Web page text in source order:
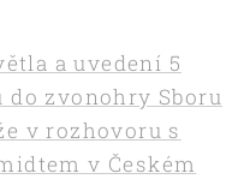
a uvedení 5
do zvonohry Sboru
v rozhovoru s
v Českém